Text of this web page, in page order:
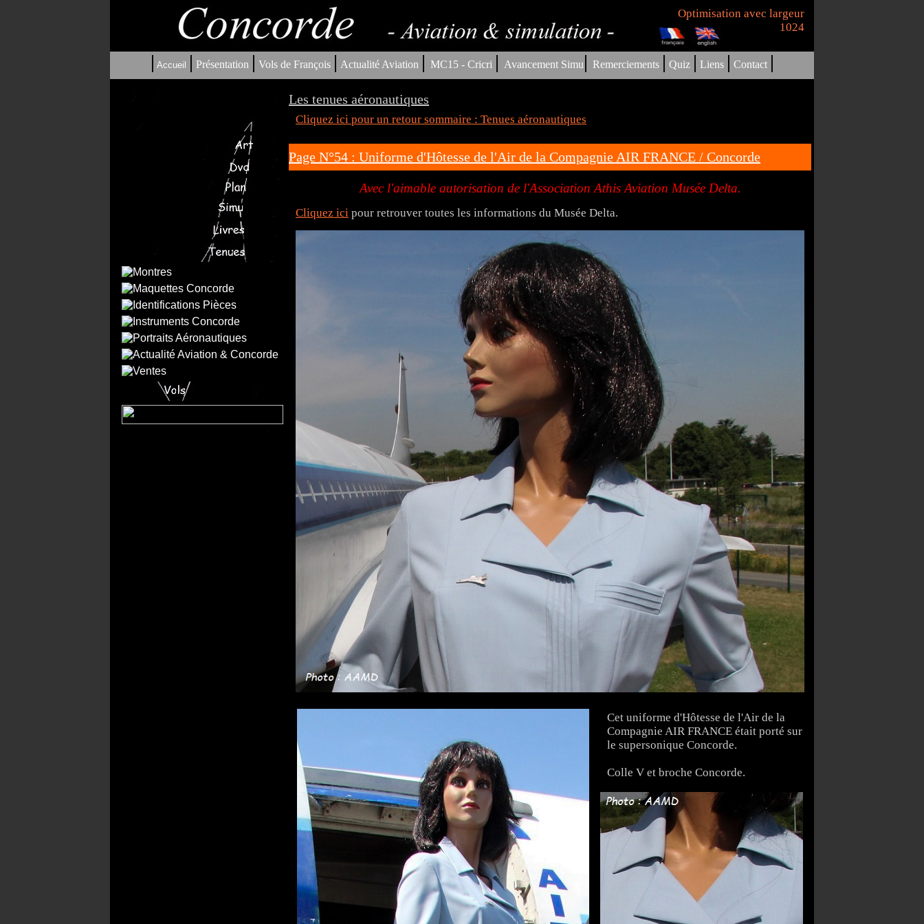
Optimisation avec largeur
1024
| Accueil | Présentation | Vols de François | Actualité Aviation | MC15 - Cricri | Avancement Simu| Remerciements | Quiz | Liens | Contact |
Les tenues aéronautiques
Cliquez ici pour un retour sommaire : Tenues aéronautiques
Page N°54 : Uniforme d'Hôtesse de l'Air de la Compagnie AIR FRANCE / Concorde
Avec l'aimable autorisation de l'Association Athis Aviation Musée Delta.
Cliquez ici pour retrouver toutes les informations du Musée Delta.
Cet uniforme d'Hôtesse de l'Air de la
Compagnie AIR FRANCE était porté sur
le supersonique Concorde.
Colle V et broche Concorde.